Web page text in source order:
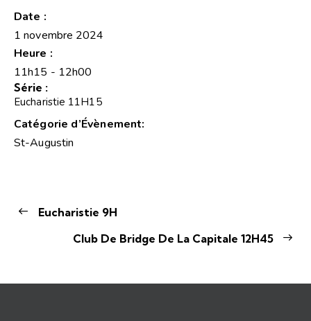
Date :
1 novembre 2024
Heure :
11h15 - 12h00
Série :
Eucharistie 11H15
Catégorie d’Évènement:
St-Augustin
Eucharistie 9H
Club De Bridge De La Capitale 12H45